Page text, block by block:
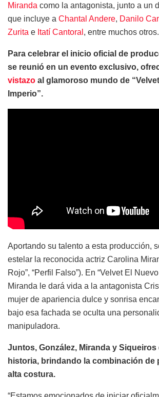
Miranda como la antagonista, junto a un
que incluye a Chantal Andere, Danilo
Zurita e Itatí Cantoral , entre muchos otros.
Para celebrar el inicio oficial de
se reunió en un evento exclusivo,
vistazo al glamoroso mundo de
Imperio”.
Aportando su talento a esta producción,
estelar la reconocida actriz Carolina
Rojo”, “Perfil Falso”). En “Velvet El
Miranda le dará vida a la antagonista
mujer de apariencia dulce y sonrisa
bajo esa fachada se oculta una
manipuladora.
Juntos, González, Miranda y Siqueiros
historia, brindando la combinación de
alta costura.